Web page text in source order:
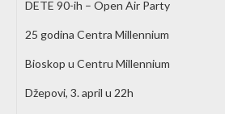
DETE 90-ih – Open Air Party
25 godina Centra Millennium
Bioskop u Centru Millennium
Džepovi, 3. april u 22h